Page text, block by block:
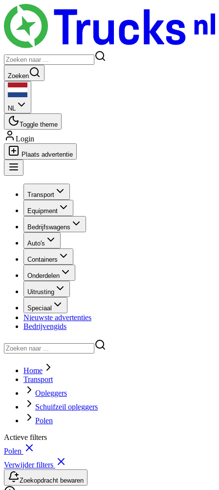
Zoeken
NL
Toggle theme
Login
Plaats advertentie
Transport
Equipment
Bedrijfswagens
Auto's
Containers
Onderdelen
Uitrusting
Speciaal
Nieuwste advertenties
Bedrijvengids
Home
Transport
Opleggers
Schuifzeil opleggers
Polen
Actieve filters
Polen
Verwijder filters
Zoekopdracht bewaren